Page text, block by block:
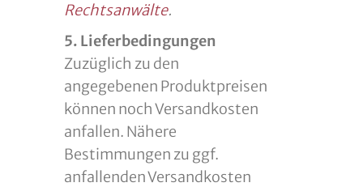
Rechtsanwälte.
5. Lieferbedingungen
Zuzüglich zu den
angegebenen Produktpreisen
können noch Versandkosten
anfallen. Nähere
Bestimmungen zu ggf.
anfallenden Versandkosten